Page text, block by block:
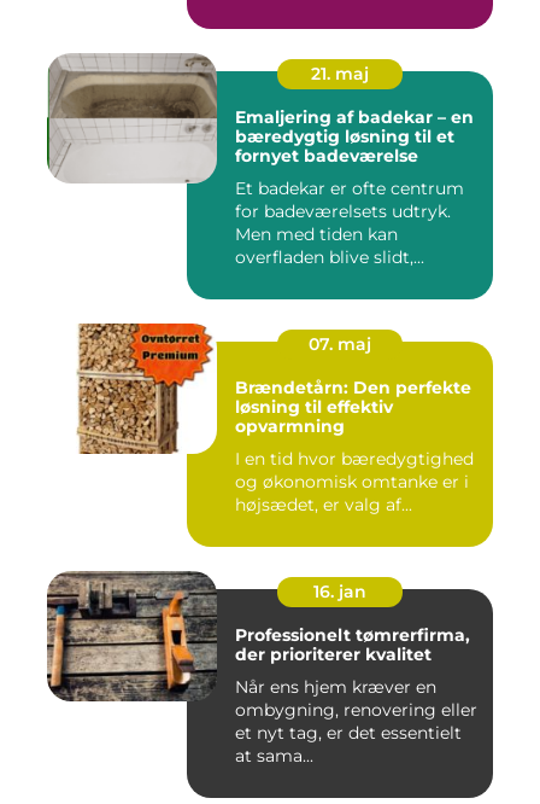
21. maj
Emaljering af badekar – en
bæredygtig løsning til et
fornyet badeværelse
Et badekar er ofte centrum
for badeværelsets udtryk.
Men med tiden kan
overfladen blive slidt,...
07. maj
Brændetårn: Den perfekte
løsning til effektiv
opvarmning
I en tid hvor bæredygtighed
og økonomisk omtanke er i
højsædet, er valg af...
16. jan
Professionelt tømrerfirma,
der prioriterer kvalitet
Når ens hjem kræver en
ombygning, renovering eller
et nyt tag, er det essentielt
at sama...